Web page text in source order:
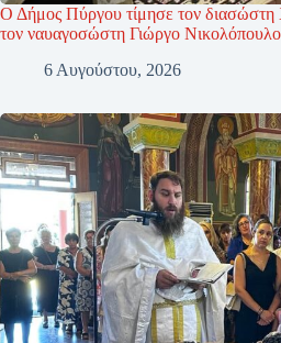
Ο Δήμος Πύργου τίμησε τον
τον ναυαγοσώστη Γιώργο Νικολόπουλο
6 Αυγούστου, 2026